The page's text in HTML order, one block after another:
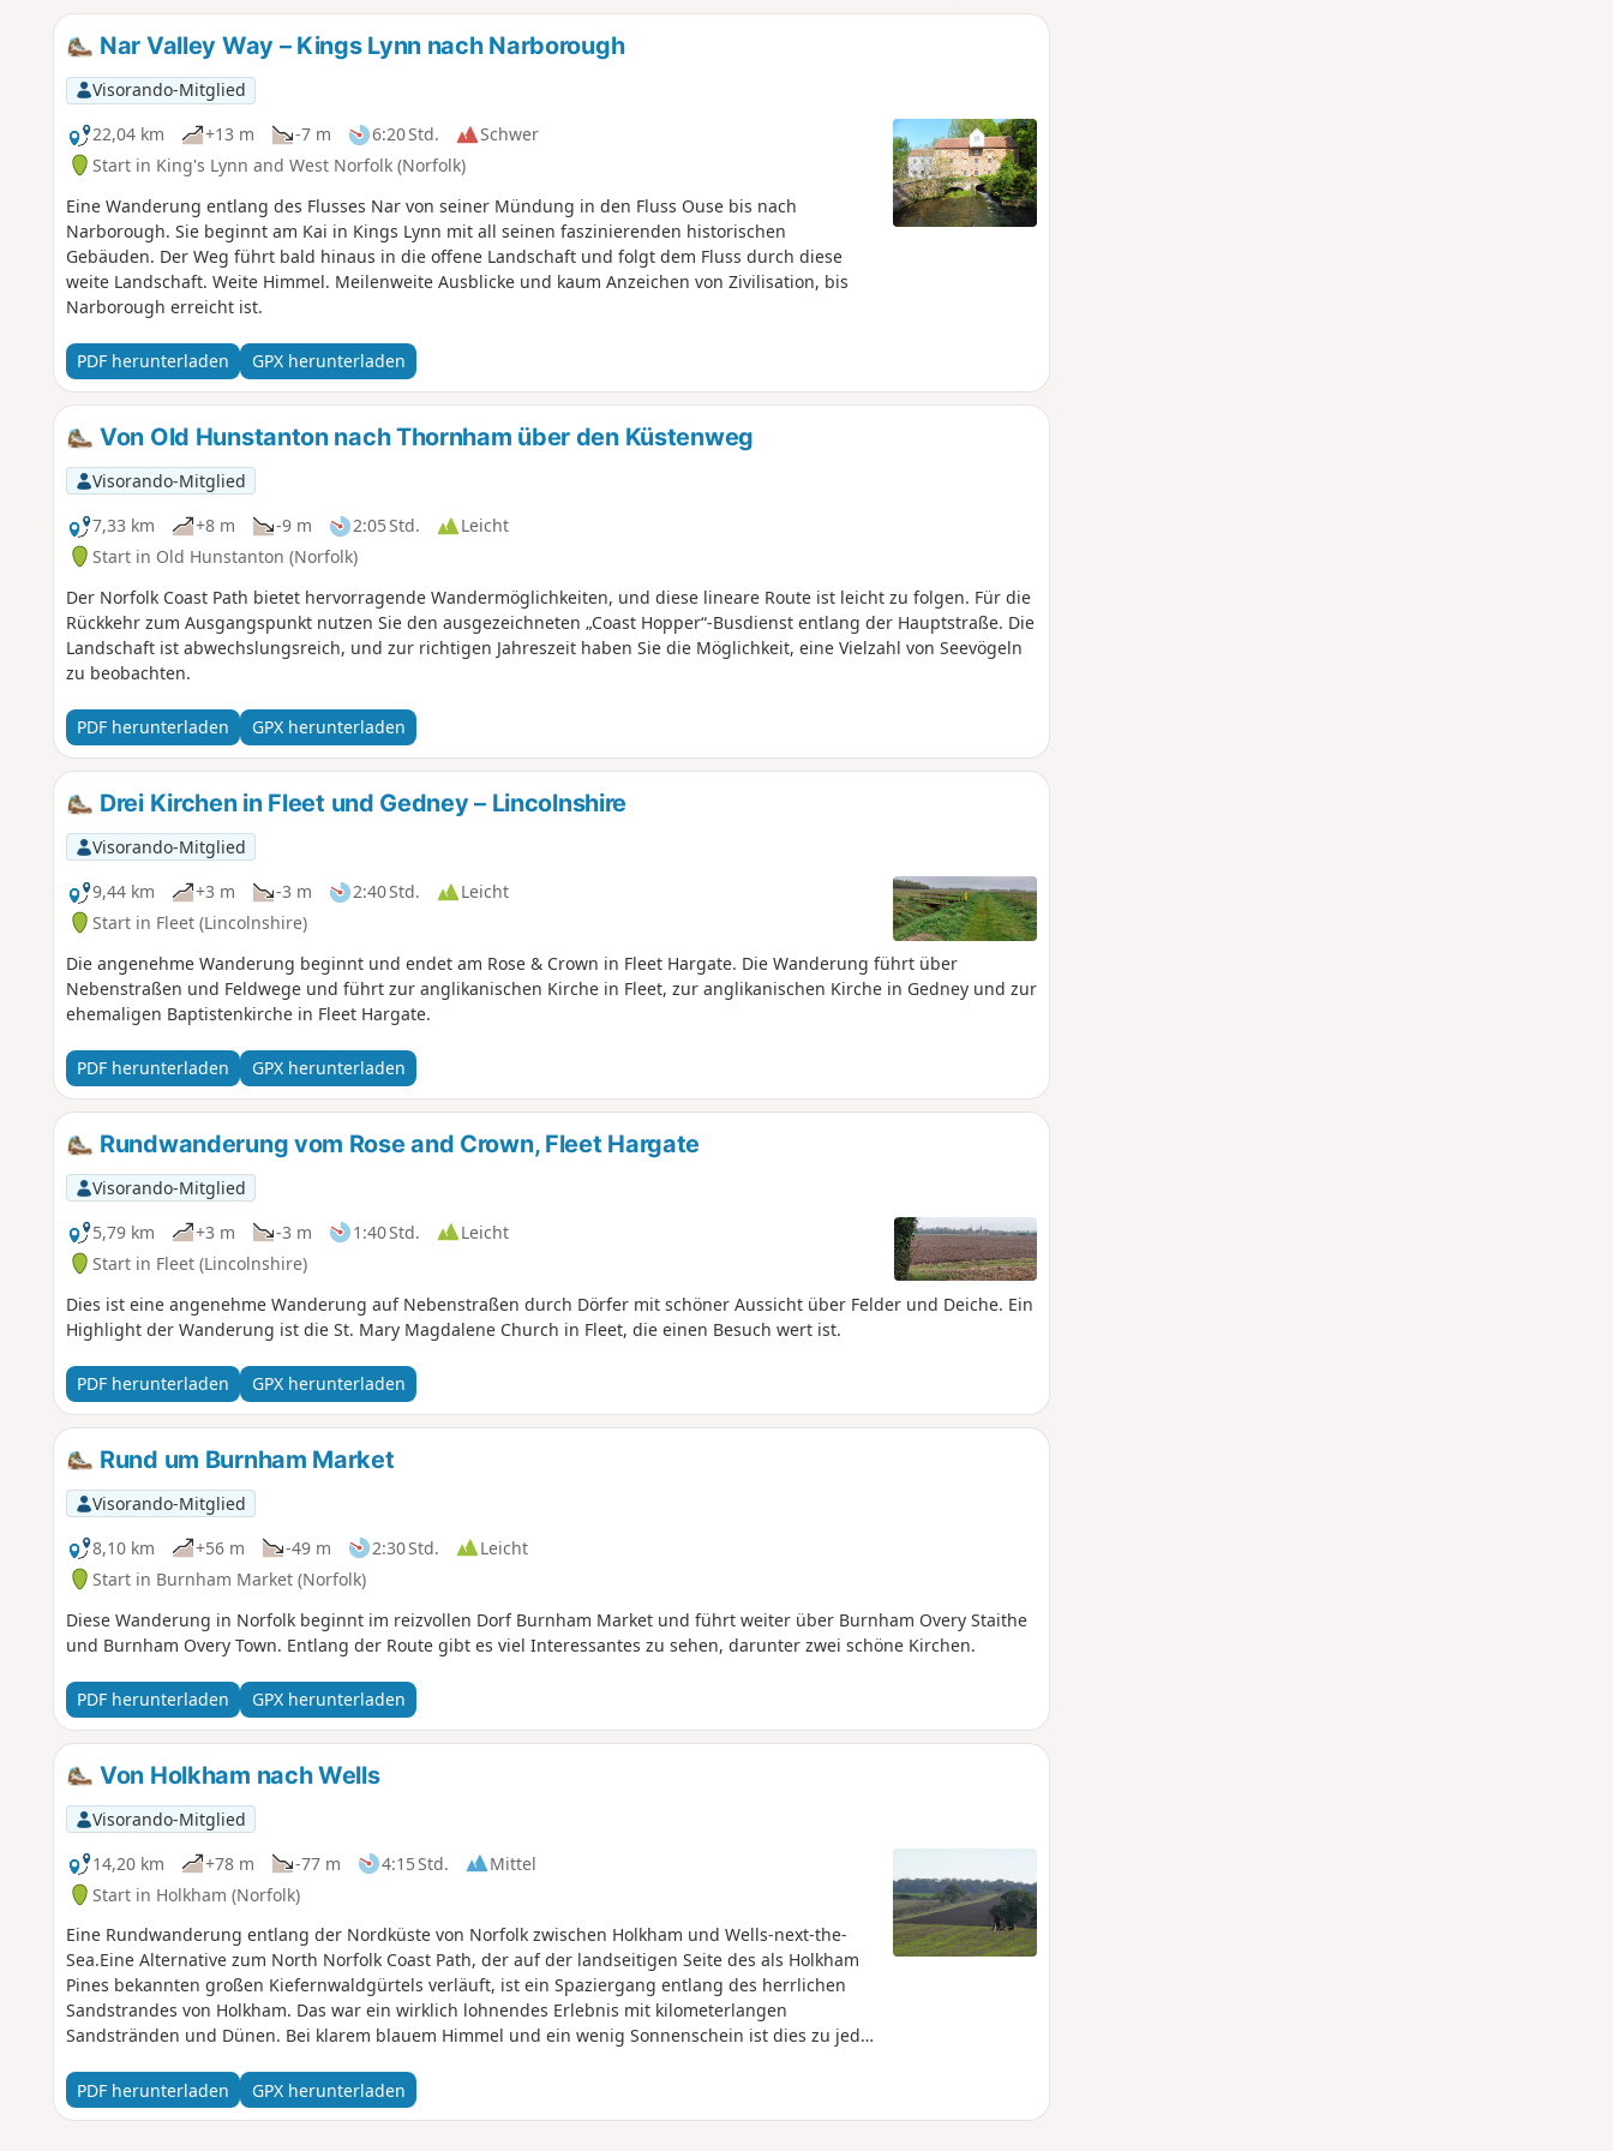
Nar Valley Way – Kings Lynn nach Narborough
Visorando-Mitglied
22,04 km
+13 m -7 m 6:20 Std.
Schwer
Start in King's Lynn and West Norfolk (Norfolk)
Eine Wanderung entlang des Flusses Nar von seiner Mündung in den Fluss Ouse bis nach
Narborough. Sie beginnt am Kai in Kings Lynn mit all seinen faszinierenden historischen
Gebäuden. Der Weg führt bald hinaus in die offene Landschaft und folgt dem Fluss durch diese
weite Landschaft. Weite Himmel. Meilenweite Ausblicke und kaum Anzeichen von Zivilisation, bis
Narborough erreicht ist.
PDF herunterladen GPX herunterladen
Von Old Hunstanton nach Thornham über den Küstenweg
Visorando-Mitglied
7,33 km
+8 m -9 m 2:05 Std.
Leicht
Start in Old Hunstanton (Norfolk)
Der Norfolk Coast Path bietet hervorragende Wandermöglichkeiten, und diese lineare Route ist leicht zu folgen. Für die
Rückkehr zum Ausgangspunkt nutzen Sie den ausgezeichneten „Coast Hopper“-Busdienst entlang der Hauptstraße. Die
Landschaft ist abwechslungsreich, und zur richtigen Jahreszeit haben Sie die Möglichkeit, eine Vielzahl von Seevögeln
zu beobachten.
PDF herunterladen GPX herunterladen
Drei Kirchen in Fleet und Gedney – Lincolnshire
Visorando-Mitglied
9,44 km
+3 m -3 m 2:40 Std.
Leicht
Start in Fleet (Lincolnshire)
Die angenehme Wanderung beginnt und endet am Rose & Crown in Fleet Hargate. Die Wanderung führt über
Nebenstraßen und Feldwege und führt zur anglikanischen Kirche in Fleet, zur anglikanischen Kirche in Gedney und zur
ehemaligen Baptistenkirche in Fleet Hargate.
PDF herunterladen GPX herunterladen
Rundwanderung vom Rose and Crown, Fleet Hargate
Visorando-Mitglied
5,79 km
+3 m -3 m 1:40 Std.
Leicht
Start in Fleet (Lincolnshire)
Dies ist eine angenehme Wanderung auf Nebenstraßen durch Dörfer mit schöner Aussicht über Felder und Deiche. Ein
Highlight der Wanderung ist die St. Mary Magdalene Church in Fleet, die einen Besuch wert ist.
PDF herunterladen GPX herunterladen
Rund um Burnham Market
Visorando-Mitglied
8,10 km
+56 m -49 m 2:30 Std.
Leicht
Start in Burnham Market (Norfolk)
Diese Wanderung in Norfolk beginnt im reizvollen Dorf Burnham Market und führt weiter über Burnham Overy Staithe
und Burnham Overy Town. Entlang der Route gibt es viel Interessantes zu sehen, darunter zwei schöne Kirchen.
PDF herunterladen GPX herunterladen
Von Holkham nach Wells
Visorando-Mitglied
14,20 km
+78 m -77 m 4:15 Std.
Mittel
Start in Holkham (Norfolk)
Eine Rundwanderung entlang der Nordküste von Norfolk zwischen Holkham und Wells-next-the-
Sea.Eine Alternative zum North Norfolk Coast Path, der auf der landseitigen Seite des als Holkham
Pines bekannten großen Kiefernwaldgürtels verläuft, ist ein Spaziergang entlang des herrlichen
Sandstrandes von Holkham. Das war ein wirklich lohnendes Erlebnis mit kilometerlangen
Sandstränden und Dünen. Bei klarem blauem Himmel und ein wenig Sonnenschein ist dies zu jeder
vor Anker liegt, bietet einige gute und einfache Mittagsgerichte an, darunter frische Muscheln, und
ist ein passender Zwischenstopp auf halber Strecke dieser Wanderung. Der Rückweg führt über die
PDF herunterladen GPX herunterladen